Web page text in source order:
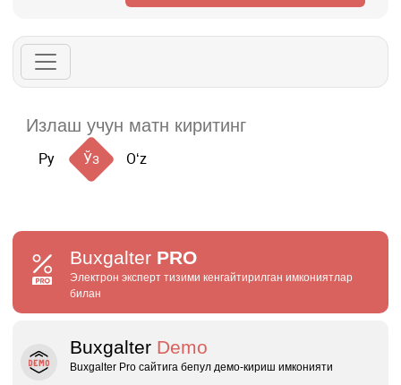
Ру Ўз Oʻz
Buxgalter PRO
Электрон эксперт тизими кенгайтирилган имкониятлар
билан
Buxgalter Demo
Buxgalter Pro сайтига бепул демо‑кириш имконияти